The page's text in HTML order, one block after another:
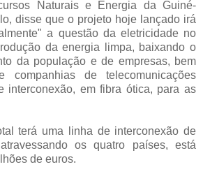
Naturais e Energia da Guiné-
disse que o projeto hoje lançado irá
a questão da eletricidade no
da energia limpa, baixando o
da população e de empresas, bem
companhias de telecomunicações
interconexão, em fibra ótica, para as
terá uma linha de interconexão de
os quatro países, está
de euros.